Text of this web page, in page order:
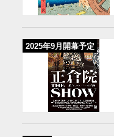
2025年9月開幕予定